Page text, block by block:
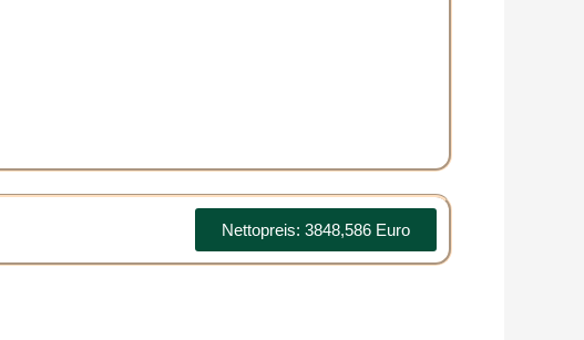
Nettopreis: 3848,586 Euro